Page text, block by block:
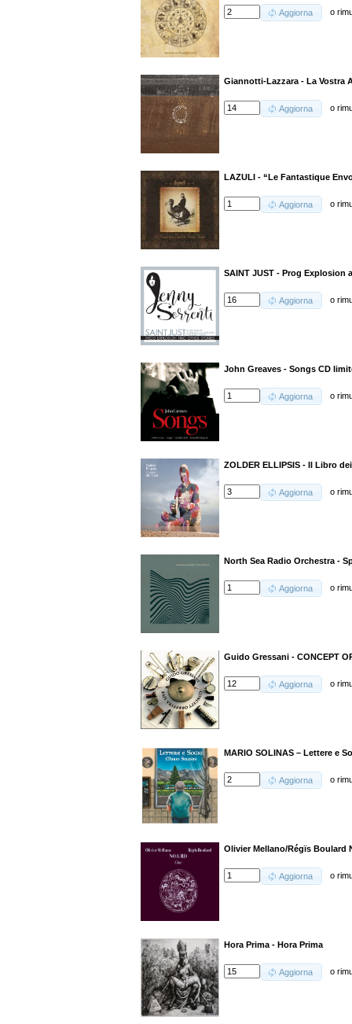
Aggiorna o
Giannotti-Lazzara - La Vostra
Aggiorna o
LAZULI - “Le Fantastique
Aggiorna o
SAINT JUST - Prog Explosion
Aggiorna o
John Greaves - Songs CD
Aggiorna o
ZOLDER ELLIPSIS - Il Libro
Aggiorna o
North Sea Radio Orchestra -
Aggiorna o
Guido Gressani - CONCEPT
Aggiorna o
MARIO SOLINAS – Lettere e
Aggiorna o
Olivier Mellano/Régïs Boulard
Aggiorna o
Hora Prima - Hora Prima
Aggiorna o